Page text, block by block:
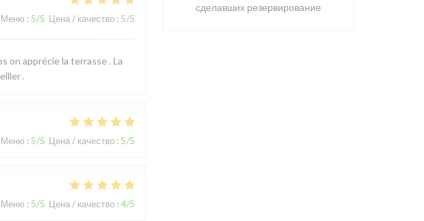
Меню : 5/5 Цена / качество : 5/5
on apprécie la terrasse . La
.
Меню : 5/5 Цена / качество : 5/5
Меню : 5/5 Цена / качество : 4/5
сделавших резервирование